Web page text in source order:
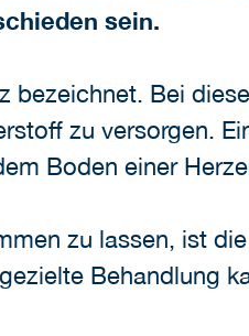
sein.
bezeichnet. Bei
zu versorgen.
Boden einer
zu lassen, ist
Behandlung